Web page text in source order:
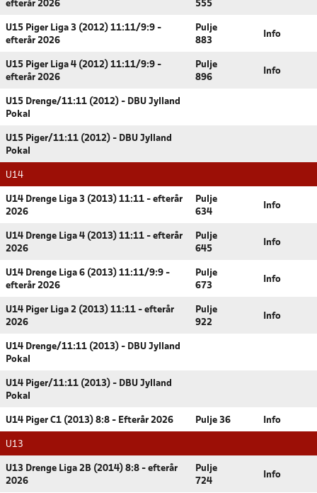
efterår 2026 555
U15 Piger Liga 3 (2012) 11:11/9:9 -
efterår 2026
Pulje
883
Info
U15 Piger Liga 4 (2012) 11:11/9:9 -
efterår 2026
Pulje
896
Info
U15 Drenge/11:11 (2012) - DBU Jylland
Pokal
U15 Piger/11:11 (2012) - DBU Jylland
Pokal
U14
U14 Drenge Liga 3 (2013) 11:11 - efterår
2026
Pulje
634
Info
U14 Drenge Liga 4 (2013) 11:11 - efterår
2026
Pulje
645
Info
U14 Drenge Liga 6 (2013) 11:11/9:9 -
efterår 2026
Pulje
673
Info
U14 Piger Liga 2 (2013) 11:11 - efterår
2026
Pulje
922
Info
U14 Drenge/11:11 (2013) - DBU Jylland
Pokal
U14 Piger/11:11 (2013) - DBU Jylland
Pokal
U14 Piger C1 (2013) 8:8 - Efterår 2026 Pulje 36 Info
U13
U13 Drenge Liga 2B (2014) 8:8 - efterår
2026
Pulje
724
Info